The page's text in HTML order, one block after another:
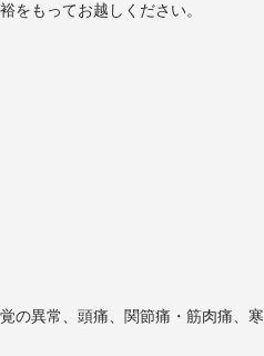
をもってお越しください。
の異常、頭痛、関節痛・筋肉痛、寒